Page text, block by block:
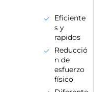
Eficiente
s y
rapidos
Reducció
n de
esfuerzo
físico